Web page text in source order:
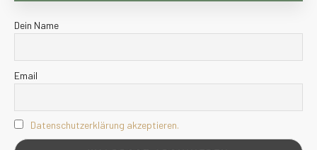
Dein Name
Email
Datenschutzerklärung akzeptieren.